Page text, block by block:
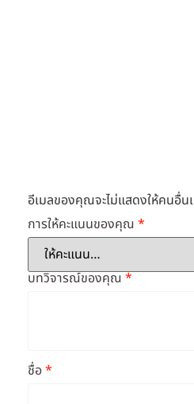
อีเมลของคุณจะไม่แสดงให้คนอื่น
การให้คะแนนของคุณ*
บทวิจารณ์ของคุณ*
ชื่อ*